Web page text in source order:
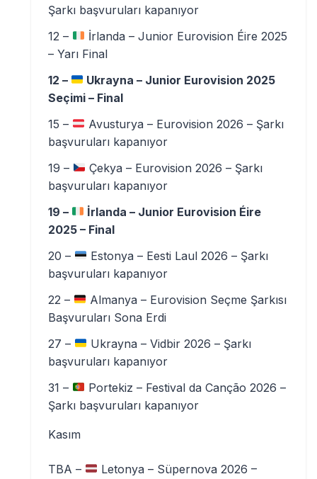
Şarkı başvuruları kapanıyor
12 –
İrlanda – Junior Eurovision Éire 2025
– Yarı Final
12 –
Ukrayna – Junior Eurovision 2025
Seçimi – Final
15 –
Avusturya – Eurovision 2026 – Şarkı
başvuruları kapanıyor
19 –
Çekya – Eurovision 2026 – Şarkı
başvuruları kapanıyor
19 –
İrlanda – Junior Eurovision Éire
2025 – Final
20 –
Estonya – Eesti Laul 2026 – Şarkı
başvuruları kapanıyor
22 –
Almanya – Eurovision Seçme Şarkısı
Başvuruları Sona Erdi
27 –
Ukrayna – Vidbir 2026 – Şarkı
başvuruları kapanıyor
31 –
Portekiz – Festival da Canção 2026 –
Şarkı başvuruları kapanıyor
Kasım
TBA – Letonya – Süpernova 2026 –